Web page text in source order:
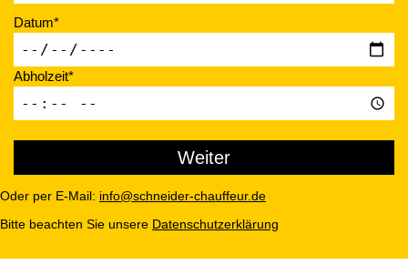
Datum*
Abholzeit*
Oder per E-Mail: info@schneider-chauffeur.de
Bitte beachten Sie unsere Datenschutzerklärung